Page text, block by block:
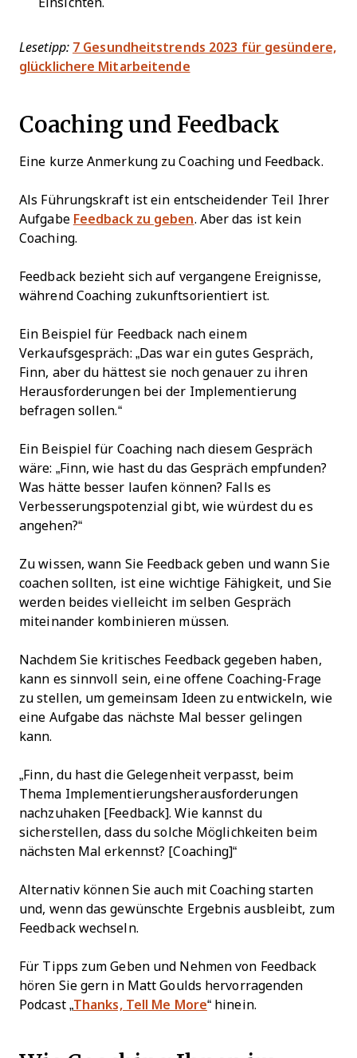
Einsichten.
Lesetipp: 7 Gesundheitstrends 2023 für gesündere,
glücklichere Mitarbeitende
Coaching und Feedback
Eine kurze Anmerkung zu Coaching und Feedback.
Als Führungskraft ist ein entscheidender Teil Ihrer
Aufgabe Feedback zu geben. Aber das ist kein
Coaching.
Feedback bezieht sich auf vergangene Ereignisse,
während Coaching zukunftsorientiert ist.
Ein Beispiel für Feedback nach einem
Verkaufsgespräch: „Das war ein gutes Gespräch,
Finn, aber du hättest sie noch genauer zu ihren
Herausforderungen bei der Implementierung
befragen sollen.“
Ein Beispiel für Coaching nach diesem Gespräch
wäre: „Finn, wie hast du das Gespräch empfunden?
Was hätte besser laufen können? Falls es
Verbesserungspotenzial gibt, wie würdest du es
angehen?“
Zu wissen, wann Sie Feedback geben und wann Sie
coachen sollten, ist eine wichtige Fähigkeit, und Sie
werden beides vielleicht im selben Gespräch
miteinander kombinieren müssen.
Nachdem Sie kritisches Feedback gegeben haben,
kann es sinnvoll sein, eine offene Coaching-Frage
zu stellen, um gemeinsam Ideen zu entwickeln, wie
eine Aufgabe das nächste Mal besser gelingen
kann.
„Finn, du hast die Gelegenheit verpasst, beim
Thema Implementierungsherausforderungen
nachzuhaken [Feedback]. Wie kannst du
sicherstellen, dass du solche Möglichkeiten beim
nächsten Mal erkennst? [Coaching]“
Alternativ können Sie auch mit Coaching starten
und, wenn das gewünschte Ergebnis ausbleibt, zum
Feedback wechseln.
Für Tipps zum Geben und Nehmen von Feedback
hören Sie gern in Matt Goulds hervorragenden
Podcast „Thanks, Tell Me More“ hinein.